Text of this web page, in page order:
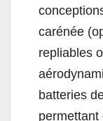
carénée
repliables
batteries
permettant